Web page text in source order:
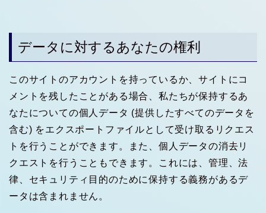
データに対するあなたの権利
このサイトのアカウントを持っているか、サイトにコ
メントを残したことがある場合、私たちが保持するあ
なたについての個人データ (提供したすべてのデータを
含む) をエクスポートファイルとして受け取るリクエス
トを行うことができます。また、個人データの消去リ
クエストを行うこともできます。これには、管理、法
律、セキュリティ目的のために保持する義務があるデ
ータは含まれません。